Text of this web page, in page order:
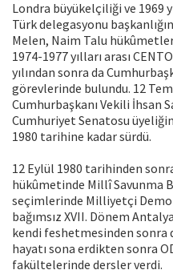
Londra büyükelçiliği ve 1969
Türk delegasyonu
Melen, Naim Talu
1974-1977 yılları arası
yılından sonra da
görevlerinde bulundu. 12
Cumhurbaşkanı Vekili İhsan
Cumhuriyet Senatosu
1980 tarihine kadar sürdü.
12 Eylül 1980 tarihinden
hükûmetinde Millî Savunma
seçimlerinde Milliyetçi
bağımsız XVII. Dönem
kendi feshetmesinden sonra
hayatı sona erdikten sonra
fakültelerinde dersler verdi.